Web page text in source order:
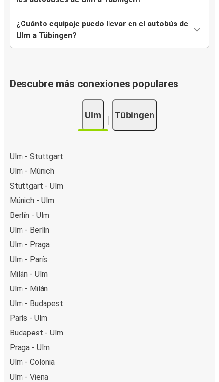
¿Cuánto equipaje puedo llevar en el autobús de
Ulm a Tübingen?
Descubre más conexiones populares
Ulm Tübingen
Ulm - Stuttgart
Ulm - Múnich
Stuttgart - Ulm
Múnich - Ulm
Berlín - Ulm
Ulm - Berlín
Ulm - Praga
Ulm - París
Milán - Ulm
Ulm - Milán
Ulm - Budapest
París - Ulm
Budapest - Ulm
Praga - Ulm
Ulm - Colonia
Ulm - Viena